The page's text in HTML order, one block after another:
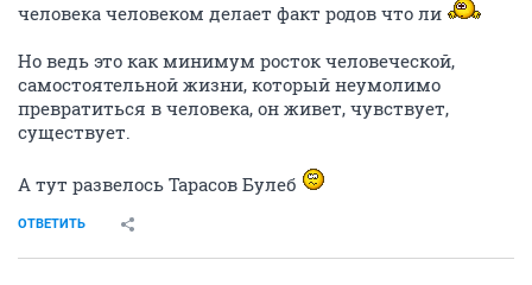
человека человеком делает факт родов что ли
Но ведь это как минимум росток человеческой,
самостоятельной жизни, который неумолимо
превратиться в человека, он живет, чувствует,
существует.
А тут развелось Тарасов Булеб
ОТВЕТИТЬ